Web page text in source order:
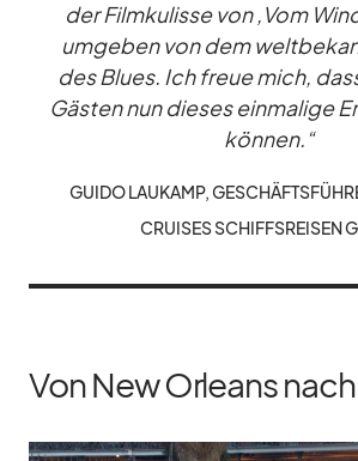
der Film­ku­lisse von ‚Vom
um­ge­ben von dem
des Blues. Ich freue mich,
Gäs­ten nun die­ses ein­ma­lige
kön­nen.“
GUIDO LAU­KAMP,
CRUI­SES SCHIFFS­REI­SEN
Von New Orleans